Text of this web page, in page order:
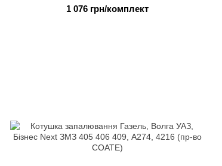
1 076 грн/комплект